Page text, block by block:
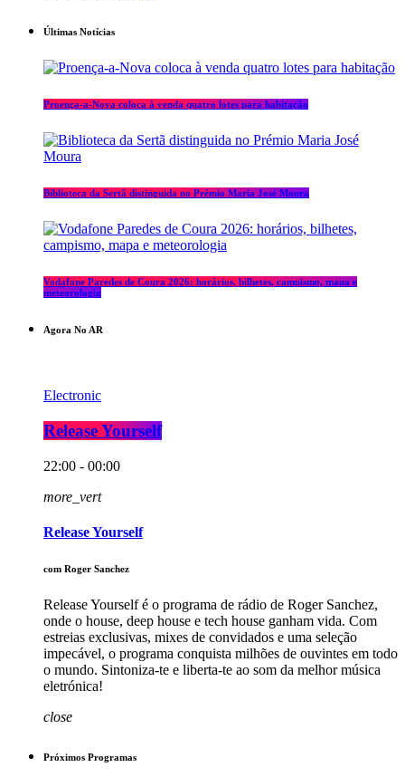
Últimas Notícias
Proença-a-Nova coloca à venda quatro lotes para habitação
Biblioteca da Sertã distinguida no Prémio Maria José Moura
Vodafone Paredes de Coura 2026: horários, bilhetes, campismo, mapa e
meteorologia
Agora No AR
Electronic
Release Yourself
22:00 - 00:00
more_vert
Release Yourself
com Roger Sanchez
Release Yourself é o programa de rádio de Roger Sanchez,
onde o house, deep house e tech house ganham vida. Com
estreias exclusivas, mixes de convidados e uma seleção
impecável, o programa conquista milhões de ouvintes em todo
o mundo. Sintoniza-te e liberta-te ao som da melhor música
eletrónica!
close
Próximos Programas